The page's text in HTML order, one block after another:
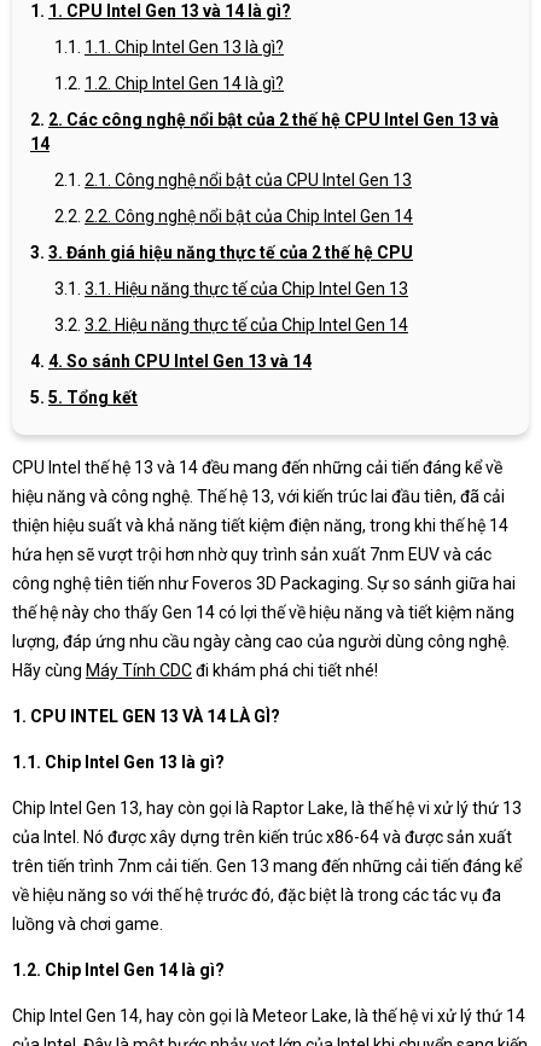
1. CPU Intel Gen 13 và 14 là gì?
1.1. Chip Intel Gen 13 là gì?
1.2. Chip Intel Gen 14 là gì?
2. Các công nghệ nổi bật của 2 thế hệ CPU Intel Gen 13 và
14
2.1. Công nghệ nổi bật của CPU Intel Gen 13
2.2. Công nghệ nổi bật của Chip Intel Gen 14
3. Đánh giá hiệu năng thực tế của 2 thế hệ CPU
3.1. Hiệu năng thực tế của Chip Intel Gen 13
3.2. Hiệu năng thực tế của Chip Intel Gen 14
4. So sánh CPU Intel Gen 13 và 14
5. Tổng kết
CPU Intel thế hệ 13 và 14 đều mang đến những cải tiến đáng kể về
hiệu năng và công nghệ. Thế hệ 13, với kiến trúc lai đầu tiên, đã cải
thiện hiệu suất và khả năng tiết kiệm điện năng, trong khi thế hệ 14
hứa hẹn sẽ vượt trội hơn nhờ quy trình sản xuất 7nm EUV và các
công nghệ tiên tiến như Foveros 3D Packaging. Sự so sánh giữa hai
thế hệ này cho thấy Gen 14 có lợi thế về hiệu năng và tiết kiệm năng
lượng, đáp ứng nhu cầu ngày càng cao của người dùng công nghệ.
Hãy cùng Máy Tính CDCđi khám phá chi tiết nhé!
1. CPU INTEL GEN 13 VÀ 14 LÀ GÌ?
1.1. Chip Intel Gen 13 là gì?
Chip Intel Gen 13, hay còn gọi là Raptor Lake, là thế hệ vi xử lý thứ 13
của Intel. Nó được xây dựng trên kiến trúc x86-64 và được sản xuất
trên tiến trình 7nm cải tiến. Gen 13 mang đến những cải tiến đáng kể
về hiệu năng so với thế hệ trước đó, đặc biệt là trong các tác vụ đa
luồng và chơi game.
1.2. Chip Intel Gen 14 là gì?
Chip Intel Gen 14, hay còn gọi là Meteor Lake, là thế hệ vi xử lý thứ 14